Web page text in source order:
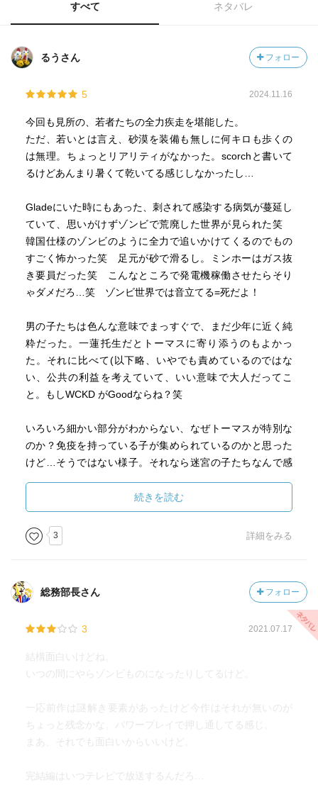
すべて ネタバレ
るうさん フォロー
5 2024.11.16
今回も見所の、若者たちの全力疾走を堪能した。
ただ、若いとは言え、砂漠を装備も無しに何キロも歩くの
は無理。ちょっとリアリティがなかった。scorchと書いて
るけどあんまり暑くて乾いてる感じしなかったし…
Gladeにいた時にもあった、刺されて感染する病気が蔓延し
ていて、思いがけずゾンビで荒廃した世界が見られた笑
韓国仕様のゾンビのように全力で追いかけてくるのでもの
すごく怖かった笑 足元が砂で滑るし。ミンホーはガス抜
き要員だった笑 こんなところで発電機稼働させたらそり
ゃダメだろ…笑 ゾンビ世界では音立てる=死だよ！
男の子たちは色んな意味でまっすぐで、まだ少年に近く純
粋だった。一蓮托生だとトーマスに寄り添うのもよかっ
た。それに比べて(以下略、いやでも責めているのではな
い、公共の利益を考えていて、いい意味で大人だってこ
と。もしWCKD がGoodならね？笑
いろいろ細かい部分がわからない、なぜトーマスが特別な
のか？免疫を持っている子が集められているのかと思った
けど…そうではない様子。それなら迷宮の子たちなんで感
3作目がたのしみ。あーこれは原作読まなきゃと思うような
終わり方じゃないといいな。
続きを読む
3 詳細をみる
総務部長さん フォロー
3 2021.07.17
結構面白いけどね。
いつの間にやらゾンビものになったりしてるけど。
一応前作は謎解き要素があったけど今作はそれが無いのが
ちょっと残念かな。パワープレイで押し通してる感じ。
まあ、それでも面白いからいいけど。
完結編はいつテレビで放送するんだろ…